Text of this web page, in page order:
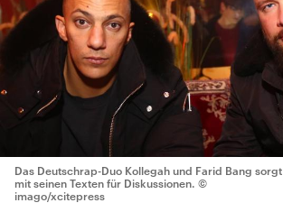
Das Deutschrap-Duo Kollegah und Farid Bang sorgt
mit seinen Texten für Diskussionen. ©
imago/xcitepress